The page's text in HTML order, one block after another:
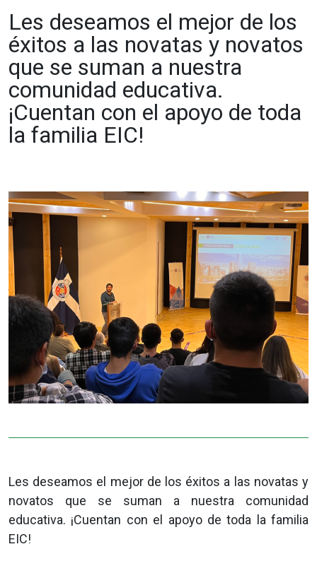
Les deseamos el mejor de los
éxitos a las novatas y novatos
que se suman a nuestra
comunidad educativa.
¡Cuentan con el apoyo de toda
la familia EIC!
Les deseamos el mejor de los éxitos a las novatas y
novatos que se suman a nuestra comunidad
educativa. ¡Cuentan con el apoyo de toda la familia
EIC!